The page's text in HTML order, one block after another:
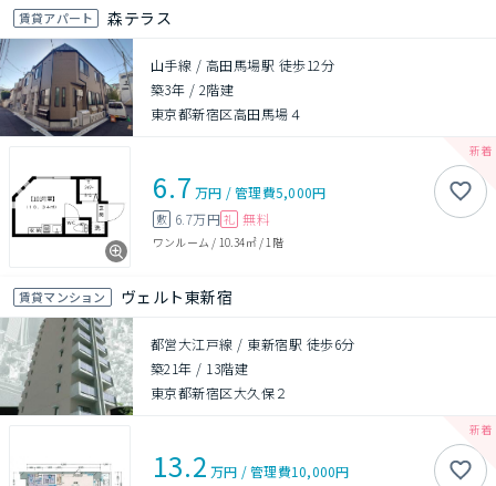
賃貸アパート 森テラス
山手線 / 高田馬場駅 徒歩12分
築3年 / 2階建
東京都新宿区高田馬場４
6.7 万円 /管理費5,000円
敷 6.7万円 礼 無料
ワンルーム / 10.34㎡/ 1階
賃貸マンション ヴェルト東新宿
都営大江戸線 / 東新宿駅 徒歩6分
築21年 / 13階建
東京都新宿区大久保２
13.2 万円 /管理費10,000円